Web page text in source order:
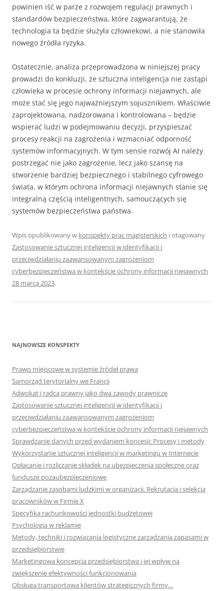
powinien iść w parze z rozwojem regulacji prawnych i
standardów bezpieczeństwa, które zagwarantują, że
technologia ta będzie służyła człowiekowi, a nie stanowiła
nowego źródła ryzyka.
Ostatecznie, analiza przeprowadzona w niniejszej pracy
prowadzi do konkluzji, że sztuczna inteligencja nie zastąpi
człowieka w procesie ochrony informacji niejawnych, ale
może stać się jego najważniejszym sojusznikiem. Właściwie
zaprojektowana, nadzorowana i kontrolowana – będzie
wspierać ludzi w podejmowaniu decyzji, przyspieszać
procesy reakcji na zagrożenia i wzmacniać odporność
systemów informacyjnych. W tym sensie rozwój AI należy
postrzegać nie jako zagrożenie, lecz jako szansę na
stworzenie bardziej bezpiecznego i stabilnego cyfrowego
świata, w którym ochrona informacji niejawnych stanie się
integralną częścią inteligentnych, samouczących się
systemów bezpieczeństwa państwa.
Wpis opublikowany w konspekty prac magisterskich i otagowany
Zastosowanie sztucznej inteligencji w identyfikacji i
przeciwdziałaniu zaawansowanym zagrożeniom
cyberbezpieczeństwa w kontekście ochrony informacji niejawnych
28 marca 2023.
NAJNOWSZE KONSPEKTY
Prawo miejscowe w systemie źródeł prawa
Samorząd terytorialny we Francji
Adwokat i radca prawny jako dwa zawody prawnicze
Zastosowanie sztucznej inteligencji w identyfikacji i
przeciwdziałaniu zaawansowanym zagrożeniom
cyberbezpieczeństwa w kontekście ochrony informacji niejawnych
Sprawdzanie danych przed wydaniem koncesji: Procesy i metody
Wykorzystanie sztucznej inteligencji w marketingu w Internecie
Opłacanie i rozliczanie składek na ubezpieczenia społeczne oraz
fundusze pozaubezpieczeniowe
Zarządzanie zasobami ludzkimi w organizacji. Rekrutacja i selekcja
pracowników w Firmie X
Specyfika rachunkowości jednostki budżetowej
Psychologia w reklamie
Metody, techniki i rozwiązania logistyczne zarządzania zapasami w
przedsiębiorstwie
Marketingowa koncepcja przedsiębiorstwa i jej wpływ na
zwiększenie efektywności funkcjonowania
Obsługa transportowa klientów strategicznych firmy…